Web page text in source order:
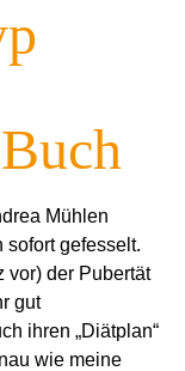
Mühlen
gefesselt.
vor) der Pubertät
gut
ihren „Diätplan“
wie meine